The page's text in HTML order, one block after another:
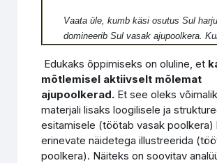
Vaata üle, kumb käsi osutus Sul
domineerib Sul vasak ajupoolkera.
Edukaks õppimiseks on oluline, et
mõtlemisel aktiivselt mõlemat
ajupoolkerad. Et see oleks
materjali lisaks loogilisele ja
esitamisele (töötab vasak poolkera)
erinevate näidetega illustreerida
poolkera). Näiteks on soovitav